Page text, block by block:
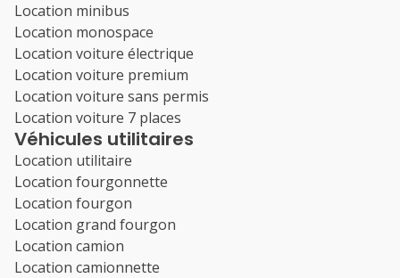
Location minibus
Location monospace
Location voiture électrique
Location voiture premium
Location voiture sans permis
Location voiture 7 places
Véhicules utilitaires
Location utilitaire
Location fourgonnette
Location fourgon
Location grand fourgon
Location camion
Location camionnette